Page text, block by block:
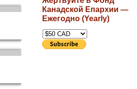
Канадской Епархии —
Ежегодно (Yearly)